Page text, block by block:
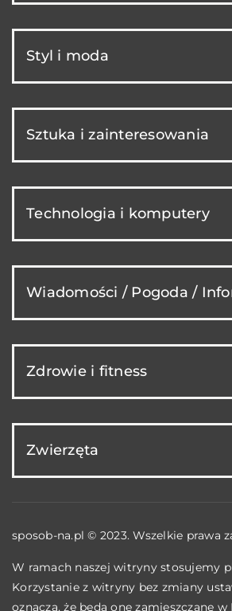
Styl i moda
Sztuka i zainteresowania
Technologia i komputery
Wiadomości / Pogoda /
Zdrowie i fitness
Zwierzęta
sposob-na.pl © 2023. Wszelkie prawa
W ramach naszej witryny stosujemy
Korzystanie z witryny bez zmiany
oznacza, że będą one zamieszczane w